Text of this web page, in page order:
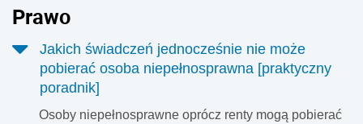
Prawo
Jakich świadczeń jednocześnie nie może
pobierać osoba niepełnosprawna [praktyczny
poradnik]
Osoby niepełnosprawne oprócz renty mogą pobierać